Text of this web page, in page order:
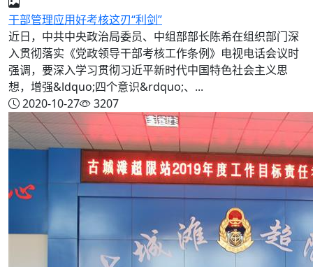
干部管理应用好考核这刃“利剑”
近日，中共中央政治局委员、中组部部长陈希在组织部门深
入贯彻落实《党政领导干部考核工作条例》电视电话会议时
强调，要深入学习贯彻习近平新时代中国特色社会主义思
想，增强&ldquo;四个意识&rdquo;、...
2020-10-27
3207